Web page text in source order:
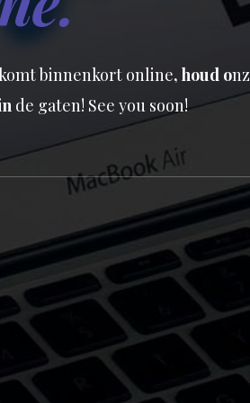
binnenkort online, houd o
n de gaten! See you soon!